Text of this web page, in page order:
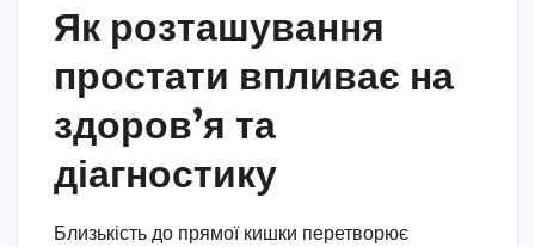
Як розташування
простати впливає на
здоров’я та
діагностику
Близькість до прямої кишки перетворює